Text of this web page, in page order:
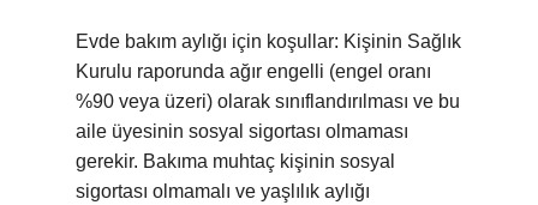
Evde bakım aylığı için koşullar: Kişinin Sağlık
Kurulu raporunda ağır engelli (engel oranı
%90 veya üzeri) olarak sınıflandırılması ve bu
aile üyesinin sosyal sigortası olmaması
gerekir. Bakıma muhtaç kişinin sosyal
sigortası olmamalı ve yaşlılık aylığı